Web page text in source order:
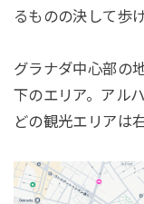
るものの決して歩
グラナダ中心部の
下のエリア。アル
どの観光エリアは